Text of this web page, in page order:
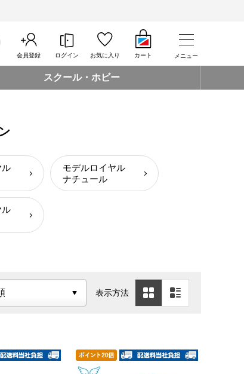
会員登録 ログイン お気に入り カート メニュー
スクール・ホビー
ル
モデルロイヤル
ナチュール
ル
表示方法